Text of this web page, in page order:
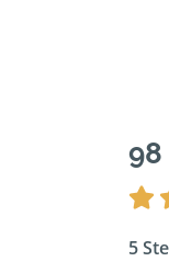
98
5